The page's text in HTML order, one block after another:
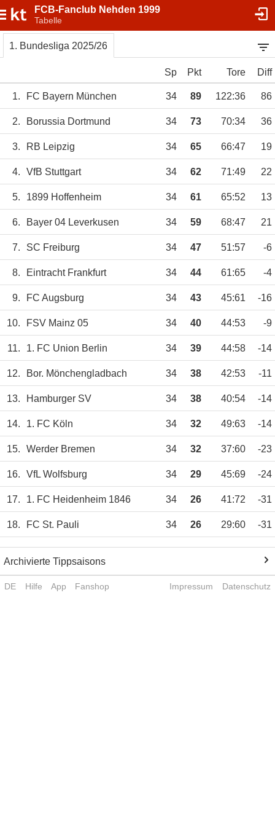
FCB-Fanclub Nehden 1999
Tabelle
1. Bundesliga 2025/26
Sp Pkt Tore Diff
1. FC Bayern München 34 89 122:36 86
2. Borussia Dortmund 34 73 70:34 36
3. RB Leipzig 34 65 66:47 19
4. VfB Stuttgart 34 62 71:49 22
5. 1899 Hoffenheim 34 61 65:52 13
6. Bayer 04 Leverkusen 34 59 68:47 21
7. SC Freiburg 34 47 51:57 -6
8. Eintracht Frankfurt 34 44 61:65 -4
9. FC Augsburg 34 43 45:61 -16
10. FSV Mainz 05 34 40 44:53 -9
11. 1. FC Union Berlin 34 39 44:58 -14
12. Bor. Mönchengladbach 34 38 42:53 -11
13. Hamburger SV 34 38 40:54 -14
14. 1. FC Köln 34 32 49:63 -14
15. Werder Bremen 34 32 37:60 -23
16. VfL Wolfsburg 34 29 45:69 -24
17. 1. FC Heidenheim 1846 34 26 41:72 -31
18. FC St. Pauli 34 26 29:60 -31
Archivierte Tippsaisons
DE Hilfe App Fanshop Impressum Datenschutz